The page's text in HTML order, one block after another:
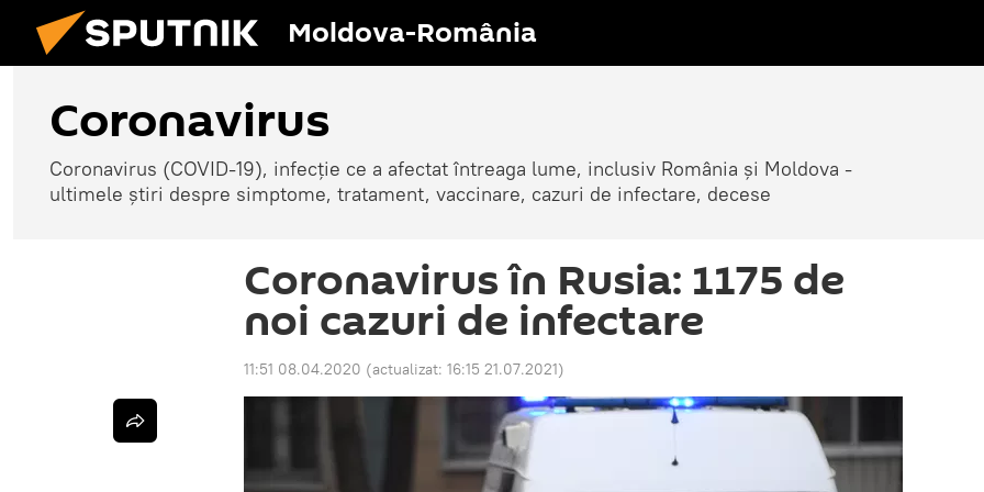
Moldova-România
Coronavirus
Coronavirus (COVID-19), infecție ce a afectat întreaga lume, inclusiv România și Moldova -
ultimele știri despre simptome, tratament, vaccinare, cazuri de infectare, decese
Coronavirus în Rusia: 1175 de
noi cazuri de infectare
11:51 08.04.2020 (actualizat: 16:15 21.07.2021)